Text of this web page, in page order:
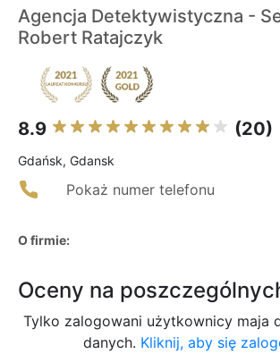
Agencja Detektywistyczna -
Robert Ratajczyk
8.9 (20)
Gdańsk, Gdansk
Pokaż numer telefonu
O firmie:
Oceny na
Tylko zalogowani użytkownicy maja
danych. Kliknij, aby się